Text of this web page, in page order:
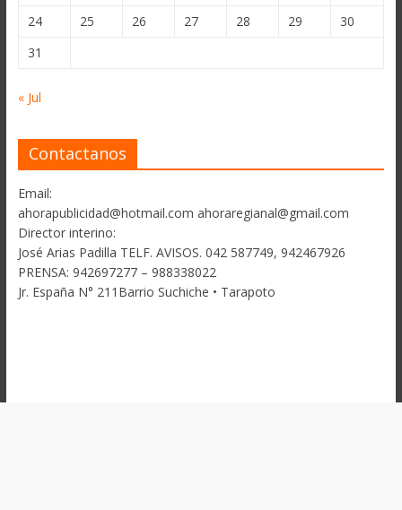
24
25 26 27 28 29
30
31
« Jul
Contactanos
Email:
ahorapublicidad@hotmail.com ahoraregianal@gmail.com
Director interino:
José Arias Padilla TELF. AVISOS. 042 587749, 942467926
PRENSA: 942697277 – 988338022
Jr. España N° 211Barrio Suchiche • Tarapoto